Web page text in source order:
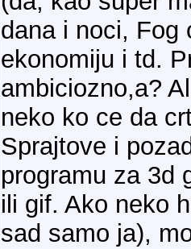
dana i noci, Fog
ekonomiju i td.
ambiciozno,a?
neko ko ce da
Sprajtove i
programu za 3d
ili gif. Ako neko
sad samo ja),